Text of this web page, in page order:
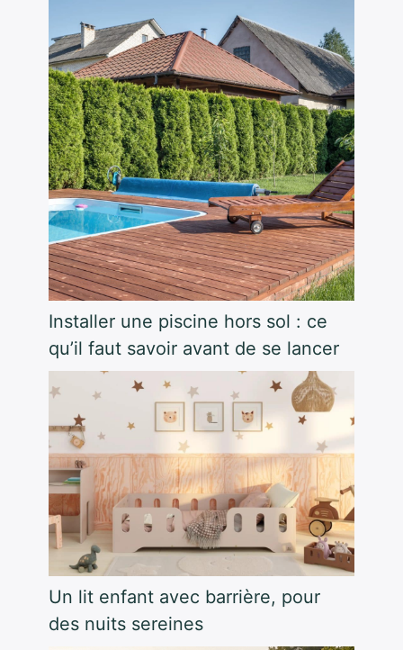
Installer une piscine hors sol : ce
qu’il faut savoir avant de se lancer
Un lit enfant avec barrière, pour
des nuits sereines